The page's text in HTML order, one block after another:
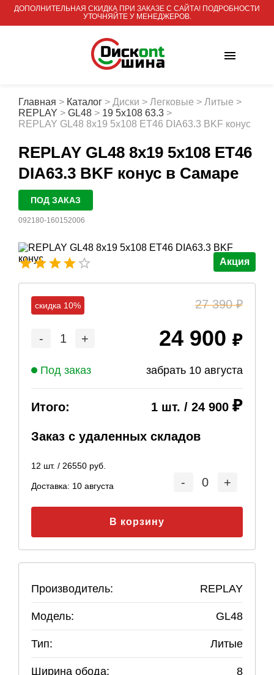
ДОПОЛНИТЕЛЬНАЯ СКИДКА ПРИ ЗАКАЗЕ С САЙТА! ПОДРОБНОСТИ
УТОЧНЯЙТЕ У МЕНЕДЖЕРОВ.
Главная > Каталог > Диски > Легковые > Литые >
REPLAY > GL48 > 19 5x108 63.3 >
REPLAY GL48 8x19 5x108 ET46 DIA63.3 BKF конус
REPLAY GL48 8x19 5x108 ET46
DIA63.3 BKF конус в Самаре
ПОД ЗАКАЗ
092180-160152006
Акция
скидка 10% 27 390
- 1 + 24 900
Под заказ забрать 10 августа
Итого: 1 шт. / 24 900
Заказ с удаленных складов
12 шт. / 26550 руб.
Доставка: 10 августа - 0 +
В корзину
Производитель: REPLAY
Модель: GL48
Тип: Литые
Ширина обода: 8